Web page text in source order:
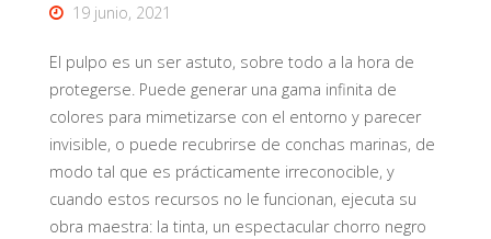
19 junio, 2021
El pulpo es un ser astuto, sobre todo a la hora de
protegerse. Puede generar una gama infinita de
colores para mimetizarse con el entorno y parecer
invisible, o puede recubrirse de conchas marinas, de
modo tal que es prácticamente irreconocible, y
cuando estos recursos no le funcionan, ejecuta su
obra maestra: la tinta, un espectacular chorro negro